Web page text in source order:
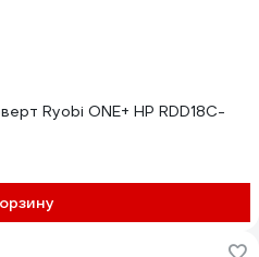
Ryobi ONE+ HP RDD18C-